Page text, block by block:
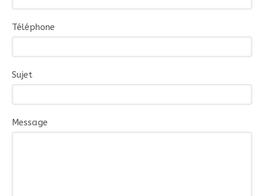
Téléphone
Sujet
Message